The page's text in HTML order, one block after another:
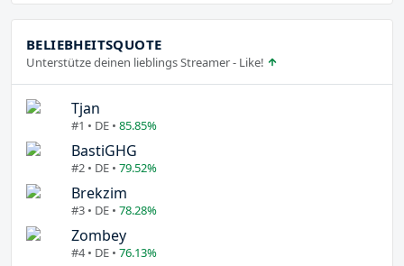
BELIEBHEITSQUOTE
Unterstütze deinen lieblings Streamer - Like!
Tjan
#1 • DE • 85.85%
BastiGHG
#2 • DE • 79.52%
Brekzim
#3 • DE • 78.28%
Zombey
#4 • DE • 76.13%